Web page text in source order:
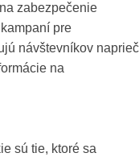
zabezpečenie
pre
návštevníkov naprieč
na
sú tie, ktoré sa